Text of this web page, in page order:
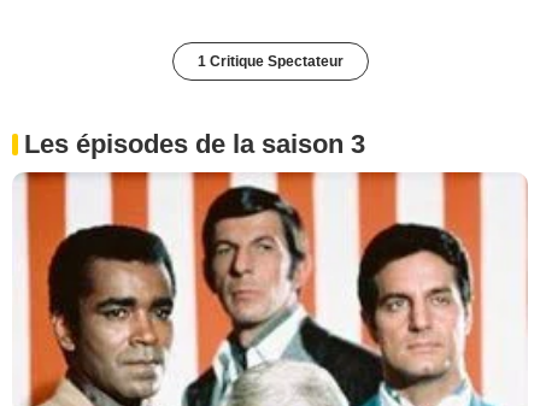
1 Critique Spectateur
Les épisodes de la saison 3